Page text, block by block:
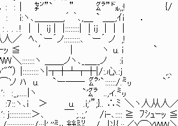
'": :．: : | ㌢”` ” ㌘”㌦,;! {/ . : :
､＿＿＿,´ ｀､,＿ ` ＿_,ｲi ．
. . . ! | | ij | |::::::::| | ij | | | ．
人／ ﾍ､｀ー´ノ:::::::::､ ｀ー´
ﾌｼｭｰｯ ≦ ′ | ヽ u. i ` .
＼:::::::ヽ ＿＿ノヽ､_＿__
）:y'"~） |:::::::::ヽ|┬┼┴┬┼|/:.心.:j
: : :⌒ソ ﾊ u. `ー―― ㌘'` ::::::/.
: _,.....|ヽ `'㌘ ..,ィ.㍉ :-､:: .
ヽ､i ＞ u. .i;'” ;}.. ∴ﾐ ＼ヽ人从人／ '": : :
＞､ ￣ ;..;,' /i-､:::: ≧ ﾌｼｭｰｯ ≦